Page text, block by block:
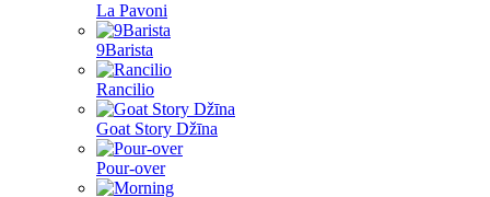
La Pavoni
9Barista
Rancilio
Goat Story Džīna
Pour-over